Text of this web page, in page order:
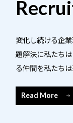
変化し続ける企
題解決に私たち
る仲間を私たちは
Read More